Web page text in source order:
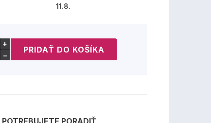
11.8.
+
−
POTREBUJETE PORADIŤ